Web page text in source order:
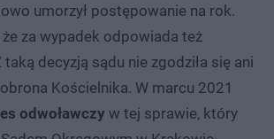
umorzył postępowanie na rok.
że za wypadek odpowiada też
taką decyzją sądu nie zgodziła się ani
Kościelnika. W marcu 2021
odwoławczy w tej sprawie, który